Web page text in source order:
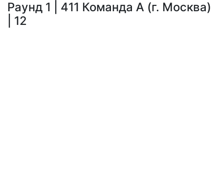
Раунд 1 | 411 Команда А (г. Москва)
| 12